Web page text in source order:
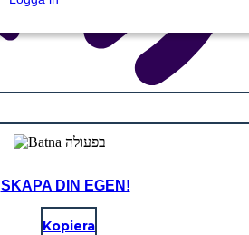
SKAPA DIN EGEN!
Kopiera